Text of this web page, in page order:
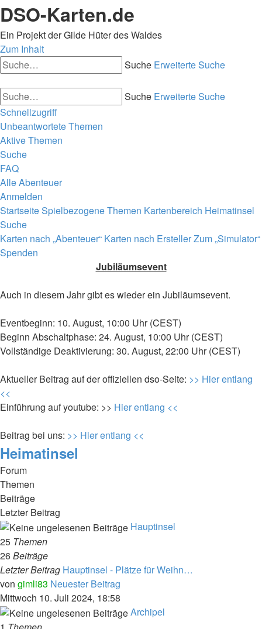
DSO-Karten.de
Ein Projekt der Gilde Hüter des Waldes
Zum Inhalt
Suche Erweiterte Suche
Suche Erweiterte Suche
Schnellzugriff
Unbeantwortete Themen
Aktive Themen
Suche
FAQ
Alle Abenteuer
Anmelden
StartseiteSpielbezogene Themen Kartenbereich Heimatinsel
Suche
Karten nach „Abenteuer“ Karten nach ErstellerZum „Simulator“
Spenden
Jubiläumsevent
Auch in diesem Jahr gibt es wieder ein Jubiläumsevent.
Eventbeginn: 10. August, 10:00 Uhr (CEST)
Beginn Abschaltphase: 24. August, 10:00 Uhr (CEST)
Vollständige Deaktivierung: 30. August, 22:00 Uhr (CEST)
Aktueller Beitrag auf der offiziellen dso-Seite: >> Hier entlang
<<
Einführung auf youtube: >> Hier entlang <<
Beitrag bei uns: >> Hier entlang <<
Heimatinsel
Forum
Themen
Beiträge
Letzter Beitrag
Hauptinsel
25 Themen
26Beiträge
Letzter Beitrag Hauptinsel - Plätze für Weihn…
von gimli83 Neuester Beitrag
Mittwoch 10. Juli 2024, 18:58
Archipel